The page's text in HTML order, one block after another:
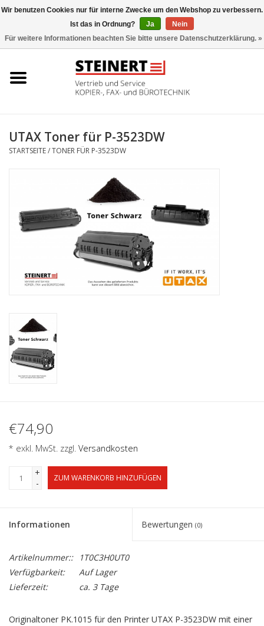
Büromaschinen- Service
Toner
Marken
UTAX Toner für P-3523DW
STARTSEITE/TONER FÜR P-3523DW
€74,90
* exkl. MwSt. zzgl. Versandkosten
+
-
ZUM WARENKORB HINZUFÜGEN
Informationen Bewertungen (0)
Artikelnummer::
1T0C3H0UT0
Verfügbarkeit:
Auf Lager
Lieferzeit:
ca. 3 Tage
Originaltoner PK.1015 für den Printer UTAX P-3523DW mit einer
Wir benutzen Cookies nur für interne Zwecke um den Webshop zu verbessern.
Ist das in Ordnung?
Ja
Nein
Für weitere Informationen beachten Sie bitte unsere Datenschutzerklärung. »